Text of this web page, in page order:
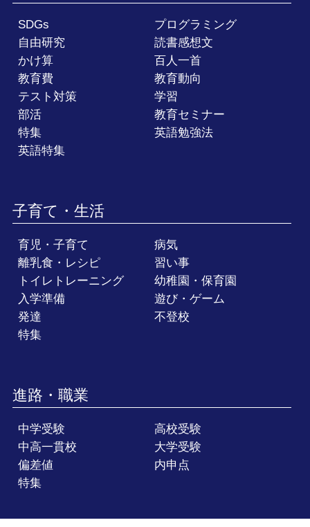
SDGs
プログラミング
自由研究
読書感想文
かけ算
百人一首
教育費
教育動向
テスト対策
学習
部活
教育セミナー
特集
英語勉強法
英語特集
子育て・生活
育児・子育て
病気
離乳食・レシピ
習い事
トイレトレーニング
幼稚園・保育園
入学準備
遊び・ゲーム
発達
不登校
特集
進路・職業
中学受験
高校受験
中高一貫校
大学受験
偏差値
内申点
特集